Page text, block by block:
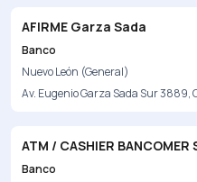
AFIRME Garza Sada
Banco
Nuevo León (General)
Av. Eugenio Garza Sada Sur
ATM / CASHIER BANCOMER
Banco